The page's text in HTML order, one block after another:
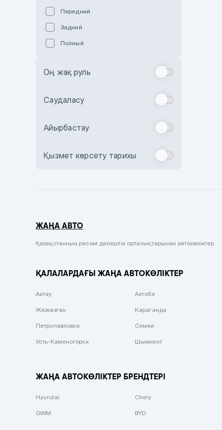
Зеленый
Бежевый
Комбинированный
Сиреневый металлик
Вишневый
Передний
Задний
Полный
Оң жақ руль
Саудаласу
Айырбастау
Қызмет көрсету тарихы
ЖАҢА АВТО
Қазақстанның ресми дилерлік орталықтарынан автокөліктер
ҚАЛАЛАРДАҒЫ ЖАҢА АВТОКӨЛІКТЕР
Актау Актобе
Жезказган Караганда
Петропавловск Семей
Усть-Каменогорск Шымкент
ЖАҢА АВТОКӨЛІКТЕР БРЕНДТЕРІ
Hyundai Chery
GWM BYD